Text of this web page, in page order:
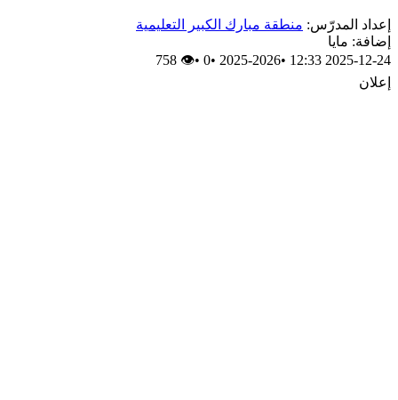
إعداد المدرّس: منطقة مبارك الكبير التعليمية
إضافة: مايا
2025-12-24 12:33
•
2025-2026
•
0
•
👁 758
إعلان